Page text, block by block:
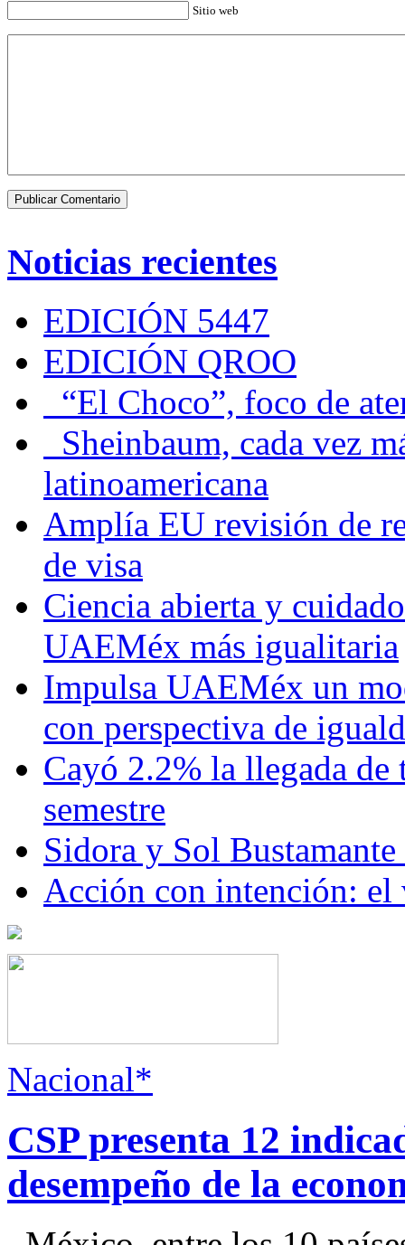
Sitio web
Noticias recientes
EDICIÓN 5447
EDICIÓN QROO
“El Choco”, foco de
Sheinbaum, cada vez
latinoamericana
Amplía EU revisión de
de visa
Ciencia abierta y
UAEMéx más igualitaria
Impulsa UAEMéx un
con perspectiva de
Cayó 2.2% la llegada de
semestre
Sidora y Sol
Acción con intención: el
Nacional*
CSP presenta 12
desempeño de la